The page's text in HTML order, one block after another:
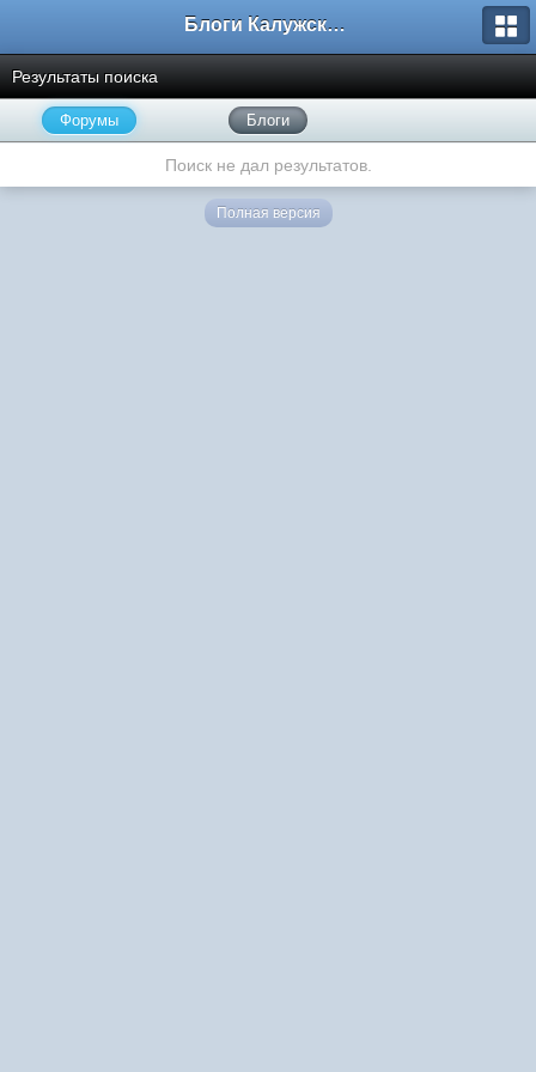
Блоги Калужского перекрестка
Результаты поиска
Форумы Блоги
Поиск не дал результатов.
Полная версия